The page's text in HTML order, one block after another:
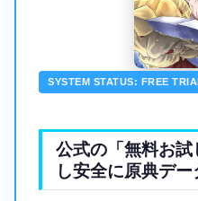
SYSTEM STATUS: FREE
公式の「無料お試
し安全に原典デ